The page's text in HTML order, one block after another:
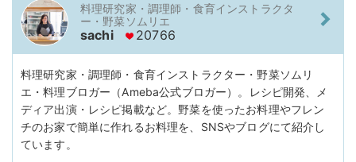
料理研究家・調理師・食育インストラクタ
ー・野菜ソムリエ
sachi 20766
料理研究家・調理師・食育インストラクター・野菜ソムリ
エ・料理ブロガー（Ameba公式ブロガー）。レシピ開発、メ
ディア出演・レシピ掲載など。野菜を使ったお料理やフレン
チのお家で簡単に作れるお料理を、SNSやブログにて紹介し
ています。